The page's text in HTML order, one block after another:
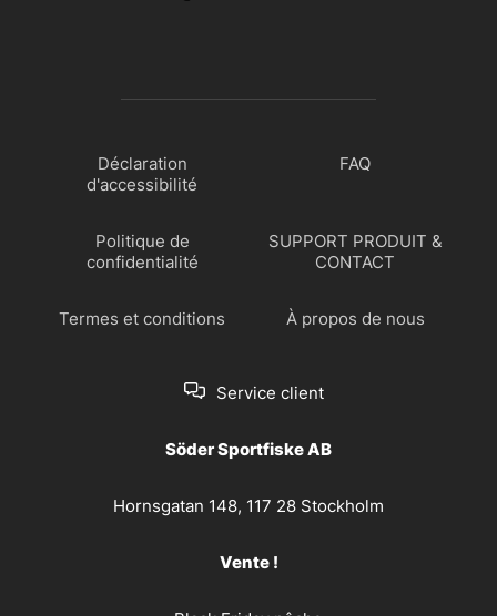
Déclaration
d'accessibilité
FAQ
Politique de
confidentialité
SUPPORT PRODUIT &
CONTACT
Termes et conditions À propos de nous
Service client
Söder Sportfiske AB
Hornsgatan 148, 117 28 Stockholm
Vente !